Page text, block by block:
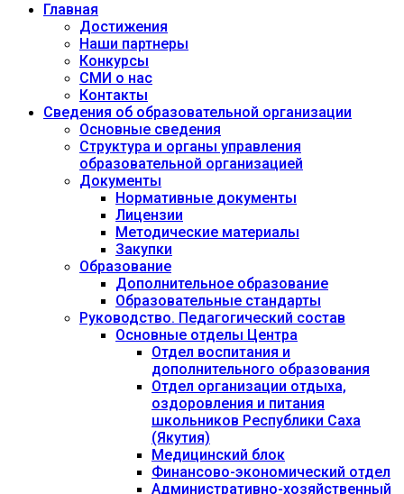
Главная
Достижения
Наши партнеры
Конкурсы
СМИ о нас
Контакты
Сведения об образовательной организации
Основные сведения
Структура и органы управления
образовательной организацией
Документы
Нормативные документы
Лицензии
Методические материалы
Закупки
Образование
Дополнительное образование
Образовательные стандарты
Руководство. Педагогический состав
Основные отделы Центра
Отдел воспитания и
дополнительного образования
Отдел организации отдыха,
оздоровления и питания
школьников Республики Саха
(Якутия)
Медицинский блок
Финансово-экономический отдел
Административно-хозяйственный